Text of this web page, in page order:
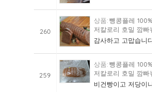
260
뺑콩플레
저칼로리 호밀 깜
감사하고 고맙습니
259
뺑콩플레
저칼로리 호밀 깜
비건빵이고 저당이